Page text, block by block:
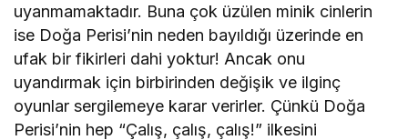
uyanmamaktadır. Buna çok üzülen minik cinlerin
ise Doğa Perisi’nin neden bayıldığı üzerinde en
ufak bir fikirleri dahi yoktur! Ancak onu
uyandırmak için birbirinden değişik ve ilginç
oyunlar sergilemeye karar verirler. Çünkü Doğa
Perisi’nin hep “Çalış, çalış, çalış!” ilkesini